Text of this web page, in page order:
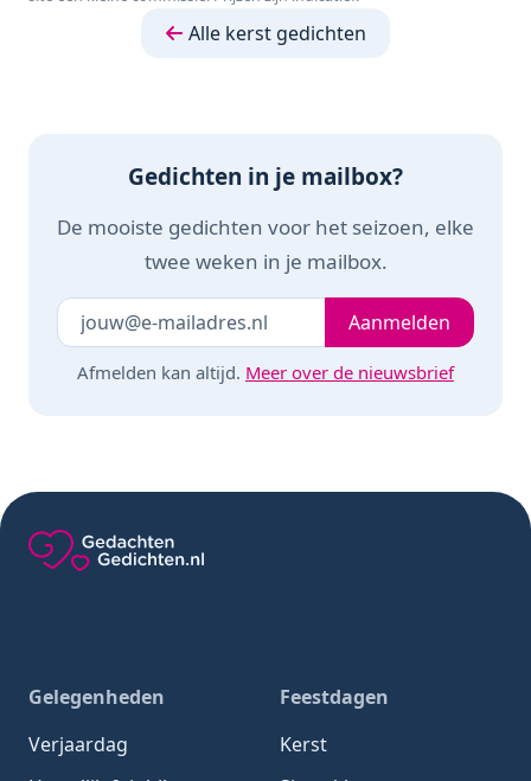
Alle kerst gedichten
Gedichten in je mailbox?
De mooiste gedichten voor het seizoen, elke
twee weken in je mailbox.
Laat dit veld leeg Je e-mailadresAanmelden
Afmelden kan altijd. Meer over de nieuwsbrief
Gelegenheden
Verjaardag
Feestdagen
Kerst